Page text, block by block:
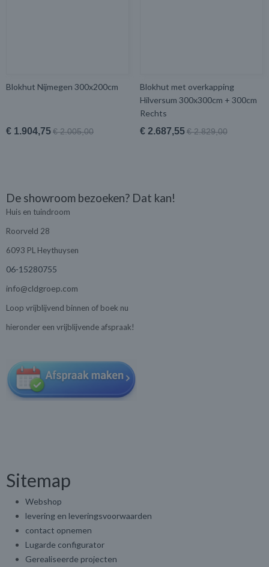
Blokhut Nijmegen 300x200cm
€ 1.904,75€ 2.005,00
Blokhut met overkapping
Hilversum 300x300cm + 300cm
Rechts
€ 2.687,55 € 2.829,00
De showroom bezoeken? Dat kan!
Huis en tuindroom
Roorveld 28
6093 PL Heythuysen
06-15280755
info@cldgroep.com
Loop vrijblijvend binnen of boek nu
hieronder een vrijblijvende afspraak!
Sitemap
Webshop
levering en leveringsvoorwaarden
contact opnemen
Lugarde configurator
Gerealiseerde projecten